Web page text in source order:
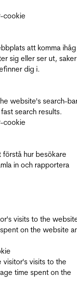
cookie
att komma ihåg
sig eller ser ut,
dig i.
website's search-
search results.
cookie
hur besökare
in och rapportera
visits to the
on the website
visitor's visits to the
time spent on the